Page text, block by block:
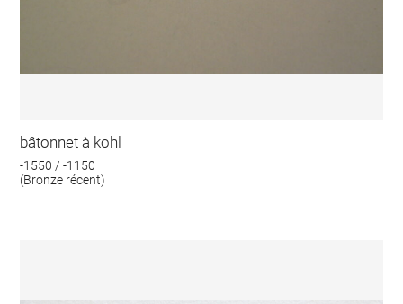
bâtonnet à kohl
-1550 / -1150
(Bronze récent)